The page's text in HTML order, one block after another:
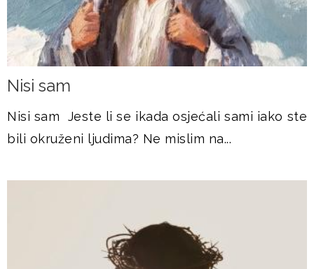
Nisi sam
Nisi sam Jeste li se ikada osjećali sami iako ste
bili okruženi ljudima? Ne mislim na...